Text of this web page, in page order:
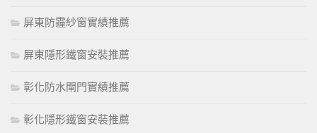
屏東防霾紗窗實績推薦
屏東隱形鐵窗安裝推薦
彰化防水閘門實績推薦
彰化隱形鐵窗安裝推薦